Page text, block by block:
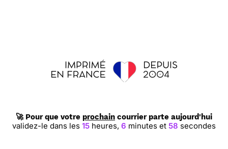
🚀 Pour que votre prochain courrier parte aujourd'hui
validez-le dans les15 heures,6 minutes et57 secondes